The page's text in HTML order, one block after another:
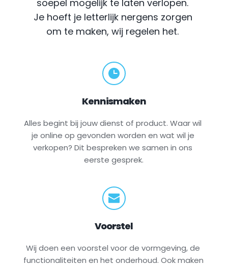
soepel mogelijk te laten verlopen.
Je hoeft je letterlijk nergens zorgen
om te maken, wij regelen het.
Kennismaken
Alles begint bij jouw dienst of product. Waar wil
je online op gevonden worden en wat wil je
verkopen? Dit bespreken we samen in ons
eerste gesprek.
Voorstel
Wij doen een voorstel voor de vormgeving, de
functionaliteiten en het onderhoud. Ook maken